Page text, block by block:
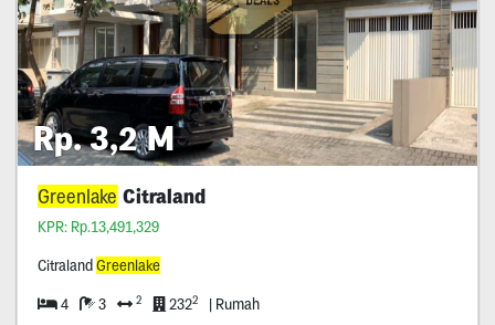
Rp. 3,2 M
Greenlake Citraland
KPR: Rp.13,491,329
Citraland Greenlake
4 3 2 2322 | Rumah